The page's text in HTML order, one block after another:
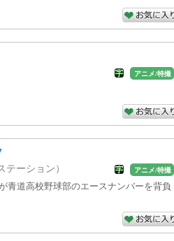
アニメ/特撮
テーション） アニメ/特撮
青道高校野球部のエースナンバーを背負